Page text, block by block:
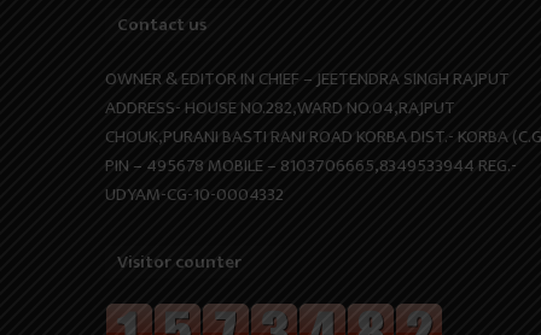
Contact us
OWNER & EDITOR IN CHIEF – JEETENDRA SINGH RAJPUT
ADDRESS- HOUSE NO.282,WARD NO.04,RAJPUT
CHOUK,PURANI BASTI RANI ROAD KORBA DIST.- KORBA
PIN – 495678 MOBILE – 8103706665,8349533944 REG.-
UDYAM-CG-10-0004332
Visitor counter